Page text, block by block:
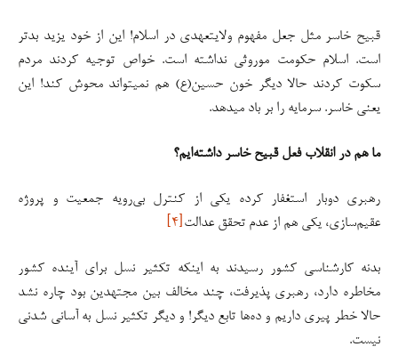
قبیح خاسر مثل جعل مفهوم ولایتعهدی در اسلام! این از خود یزید بدتر
است. اسلام حکومت موروثی نداشته است. خواص توجیه کردند مردم
سکوت کردند حالا دیگر خون حسین(ع) هم نمیتواند محوش کند! این
یعنی خاسر. سرمایه را بر باد میدهد.
ما هم در انقلاب فعل قبیح خاسر داشته‌ایم؟
رهبری دوبار استغفار کرده یکی از کنترل بی‌رویه جمعیت و پروژه
عقیم‌سازی، یکی هم از عدم تحقق عدالت[۴]
بدنه کارشناسی کشور رسیدند به اینکه تکثیر نسل برای آینده کشور
مخاطره دارد، رهبری پذیرفت، چند مخالف بین مجتهدین بود چاره نشد
حالا خطر پیری داریم و ده‌ها تابع دیگر! و دیگر تکثیر نسل به آسانی شدنی
نیست.